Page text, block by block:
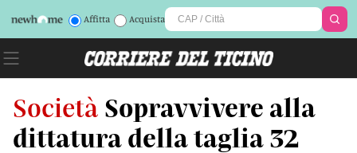
Affitta Acquista
Società Sopravvivere alla
dittatura della taglia 32